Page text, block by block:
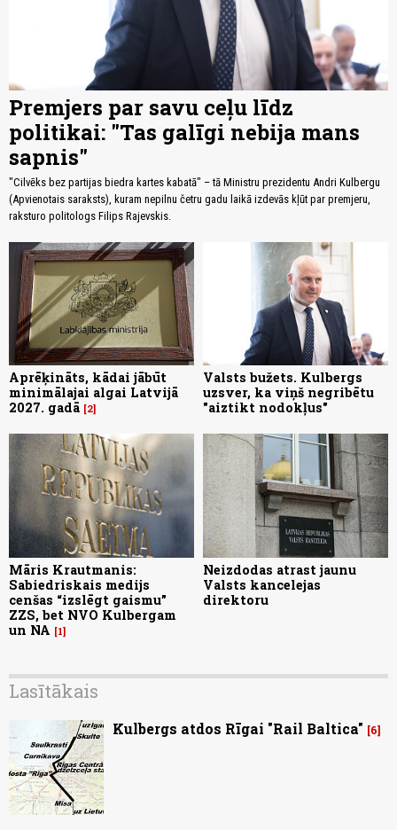
Premjers par savu ceļu līdz
politikai: "Tas galīgi nebija mans
sapnis"
"Cilvēks bez partijas biedra kartes kabatā" – tā Ministru prezidentu Andri Kulbergu
(Apvienotais saraksts), kuram nepilnu četru gadu laikā izdevās kļūt par premjeru,
raksturo politologs Filips Rajevskis.
Aprēķināts, kādai jābūt
minimālajai algai Latvijā
2027. gadā 2
Valsts bužets. Kulbergs
uzsver, ka viņš negribētu
"aiztikt nodokļus"
Māris Krautmanis:
Sabiedriskais medijs
cenšas “izslēgt gaismu”
ZZS, bet NVO Kulbergam
un NA
1
Neizdodas atrast jaunu
Valsts kancelejas
direktoru
Lasītākais
Kulbergs atdos Rīgai "Rail Baltica" 6